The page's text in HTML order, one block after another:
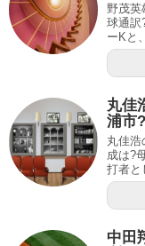
野茂英
球通訳
ーKと
丸佳
浦市
丸佳浩
成は?
打者と
中田